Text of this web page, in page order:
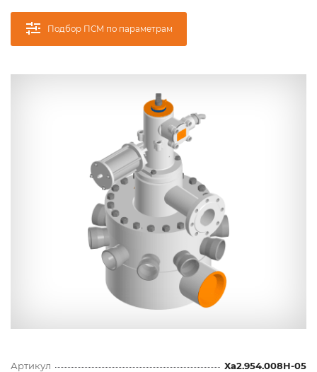
Подбор ПСМ по параметрам
Артикул
Ха2.954.008Н-05